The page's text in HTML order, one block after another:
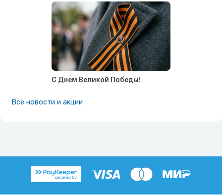
С Днем Великой Победы!
Все новости и акции